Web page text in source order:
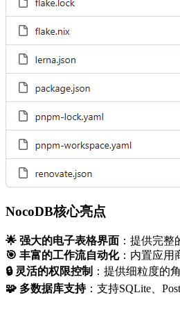
NocoDB核心亮点
🌟 强大的电子表格界面 ：提供完
🎯 丰富的工作流自动化：内置应用
🔒 灵活的权限控制 ：提供细粒度的
🧩 多数据库支持：支持SQLite、